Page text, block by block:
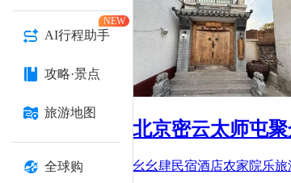
AI行程助手
NEW
攻略·景点
旅游地图
全球购
北京密云太师屯
幺幺肆民宿酒店农家院乐旅